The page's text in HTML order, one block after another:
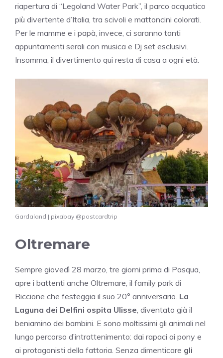
riapertura di “Legoland Water Park”, il parco acquatico
più divertente d’Italia, tra scivoli e mattoncini colorati.
Per le mamme e i papà, invece, ci saranno tanti
appuntamenti serali con musica e Dj set esclusivi.
Insomma, il divertimento qui resta di casa a ogni età.
Gardaland | pixabay @postcardtrip
Oltremare
Sempre giovedì 28 marzo, tre giorni prima di Pasqua,
apre i battenti anche Oltremare, il family park di
Riccione che festeggia il suo 20° anniversario. La
Laguna dei Delfini ospita Ulisse, diventato già il
beniamino dei bambini. E sono moltissimi gli animali nel
lungo percorso d’intrattenimento: dai rapaci ai pony e
ai protagonisti della fattoria. Senza dimenticare gli